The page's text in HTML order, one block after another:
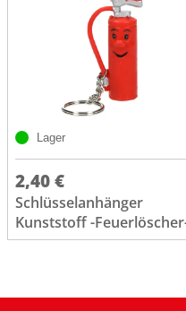
Lager
2,40 €
Schlüsselanhänger
Kunststoff -